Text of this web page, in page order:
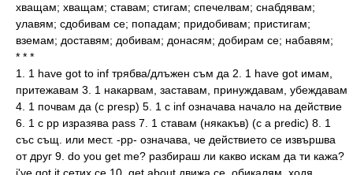
хващам; хващам; ставам; стигам; спечелвам; снабдявам;
улавям; сдобивам се; попадам; придобивам; пристигам;
вземам; доставям; добивам; донасям; добирам се; набавям;
* * *
1. 1 have got to inf трябва/длъжен съм да 2. 1 have got имам,
притежавам 3. 1 накарвам, заставам, принуждавам, убеждавам
4. 1 почвам да (с presp) 5. 1 с inf означава начало на действие
6. 1 с pp изразява pass 7. 1 ставам (някакъв) (с a predic) 8. 1
със същ. или мест. -pp- означава, че действието се извършва
от друг 9. do you get me? разбираш ли какво искам да ти кажа?